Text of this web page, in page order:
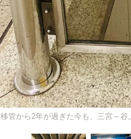
移管から2年が過ぎた今も、三宮～